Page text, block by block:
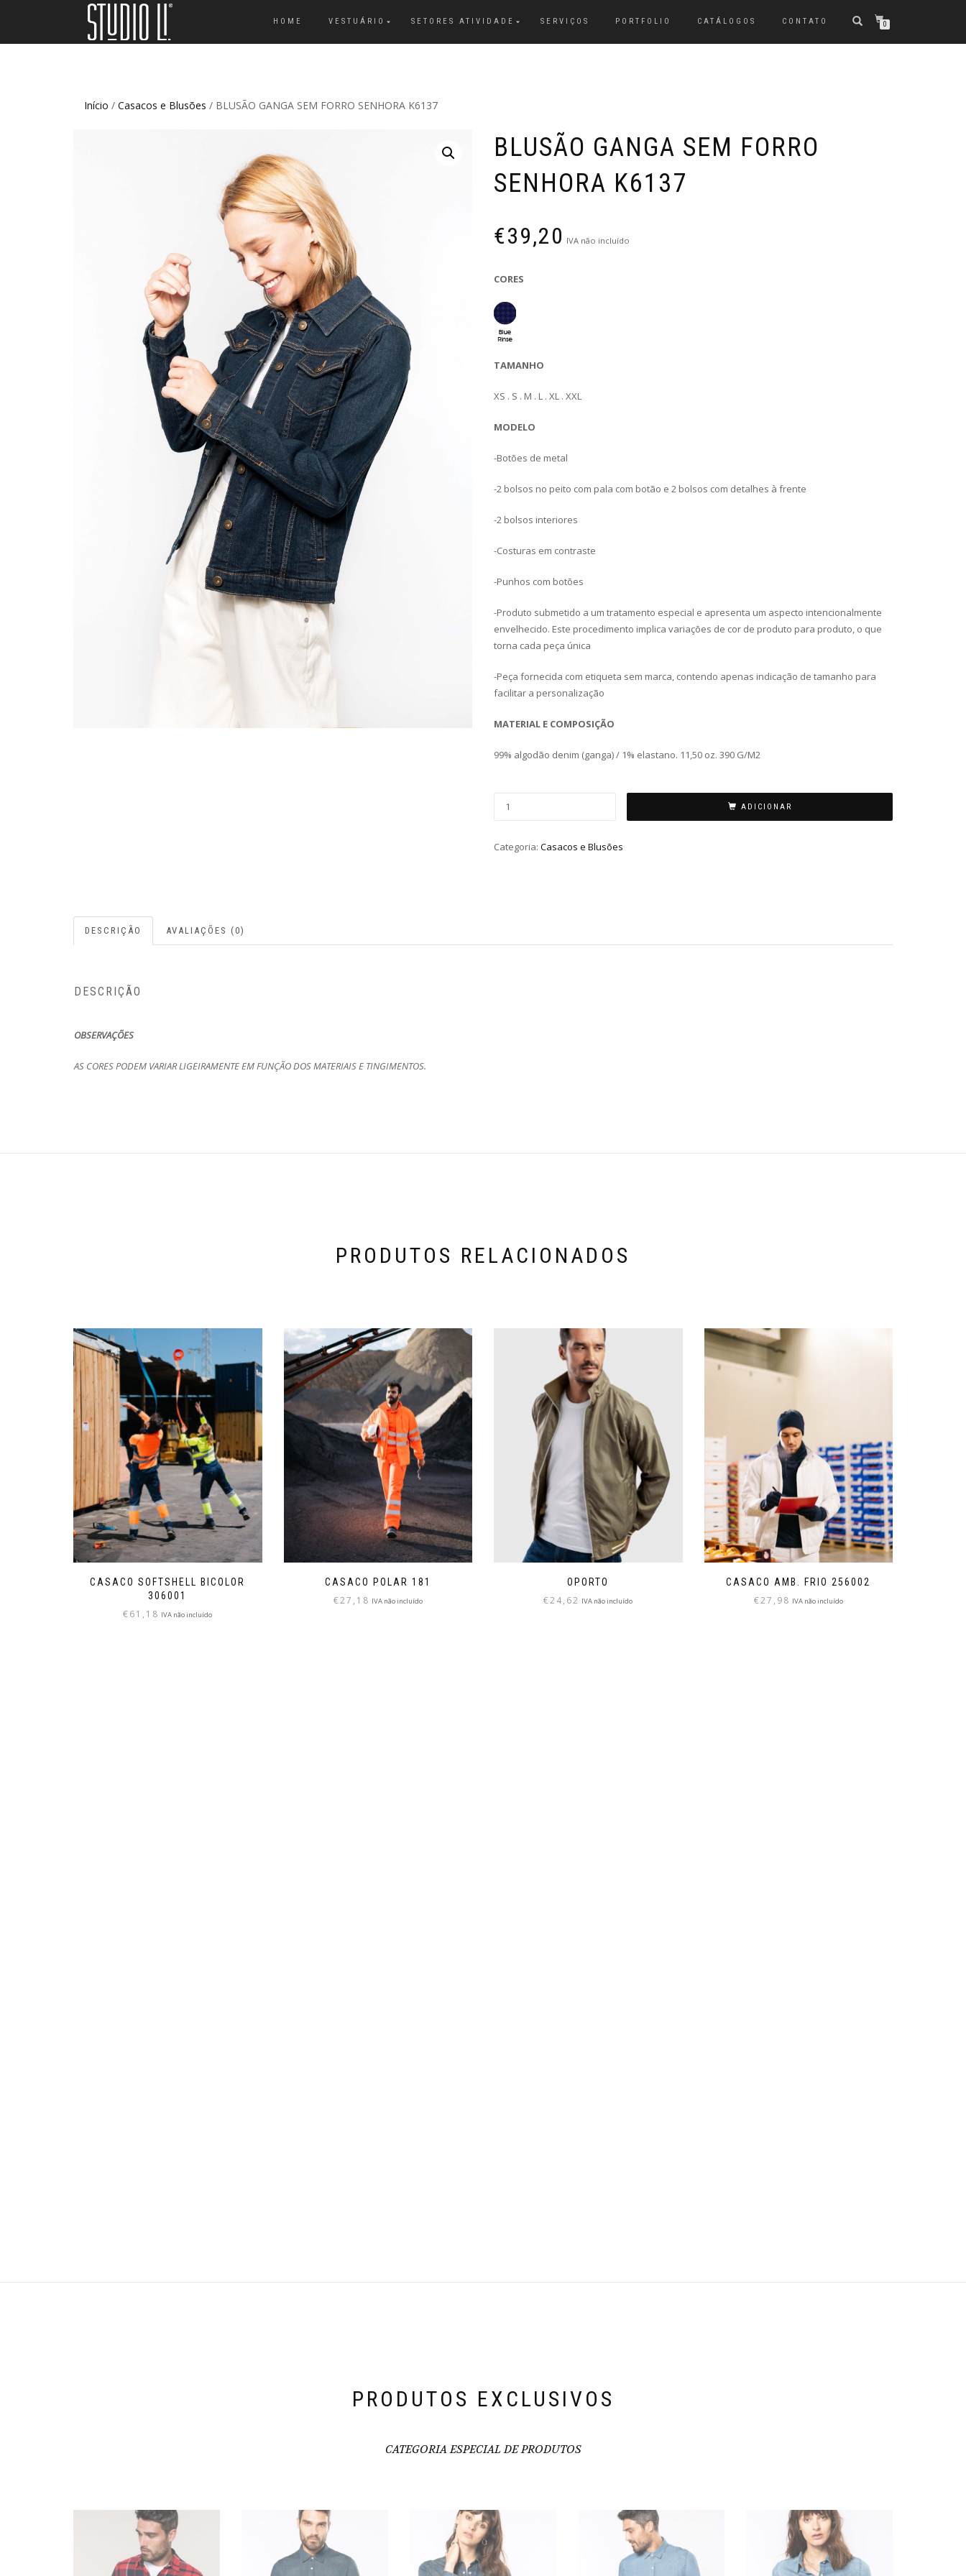
HOME VESTUÁRIO SETORES ATIVIDADE SERVIÇOS PORTFOLIO CATÁLOGOS CONTATO 0
Início / Casacos e Blusões / BLUSÃO GANGA SEM FORRO SENHORA K6137
BLUSÃO GANGA SEM FORRO
SENHORA K6137
€39,20 IVA não incluído
CORES
TAMANHO
XS . S . M . L . XL . XXL
MODELO
-Botões de metal
-2 bolsos no peito com pala com botão e 2 bolsos com detalhes à frente
-2 bolsos interiores
-Costuras em contraste
-Punhos com botões
-Produto submetido a um tratamento especial e apresenta um aspecto intencionalmente
envelhecido. Este procedimento implica variações de cor de produto para produto, o que
torna cada peça única
-Peça fornecida com etiqueta sem marca, contendo apenas indicação de tamanho para
facilitar a personalização
MATERIAL E COMPOSIÇÃO
99% algodão denim (ganga) / 1% elastano. 11,50 oz. 390 G/M2
ADICIONAR
Categoria: Casacos e Blusões
DESCRIÇÃO AVALIAÇÕES (0)
DESCRIÇÃO
OBSERVAÇÕES
AS CORES PODEM VARIAR LIGEIRAMENTE EM FUNÇÃO DOS MATERIAIS E TINGIMENTOS.
PRODUTOS RELACIONADOS
CASACO SOFTSHELL BICOLOR
306001
€61,18 IVA não incluído
CASACO POLAR 181
€27,18 IVA não incluído
OPORTO
€24,62 IVA não incluído
CASACO AMB. FRIO 256002
€27,98 IVA não incluído
PRODUTOS EXCLUSIVOS
CATEGORIA ESPECIAL DE PRODUTOS